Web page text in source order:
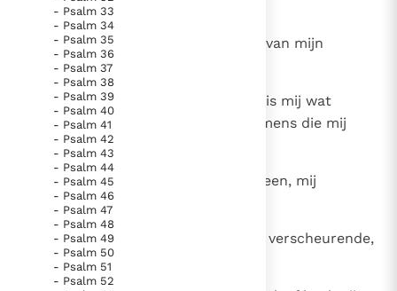
Ik help mee!
- Psalm 33
- Psalm 34
- Psalm 35
- Psalm 36
- Psalm 37
- Psalm 38
- Psalm 39
- Psalm 40
- Psalm 41
- Psalm 42
- Psalm 43
- Psalm 44
- Psalm 45
- Psalm 46
- Psalm 47
- Psalm 48
- Psalm 49
- Psalm 50
- Psalm 51
- Psalm 52
borst hebt Gij mij gevlijd;
u viel ik toe, nauwelijks geboren, van mijn
oorsprong af zijt Gij mijn God.
O, blijf dan niet verre van mij: nu is mij wat
dreigde genaderd; en er is geen mens die mij
helpt.
Een troep stieren staat om mij heen, mij
omsingelen de bisons van Basan,
en dreigend, met wijd open muil, verscheurende,
brullende leeuwen.